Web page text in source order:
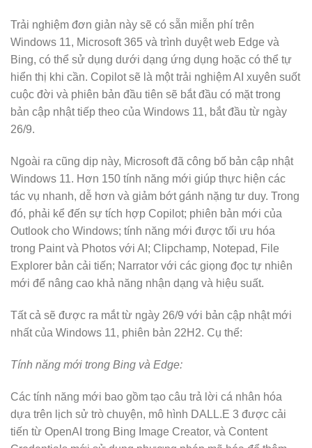
Trải nghiệm đơn giản này sẽ có sẵn miễn phí trên
Windows 11, Microsoft 365 và trình duyệt web Edge và
Bing, có thể sử dụng dưới dạng ứng dụng hoặc có thể tự
hiển thị khi cần. Copilot sẽ là một trải nghiệm AI xuyên suốt
cuộc đời và phiên bản đầu tiên sẽ bắt đầu có mặt trong
bản cập nhật tiếp theo của Windows 11, bắt đầu từ ngày
26/9.
Ngoài ra cũng dịp này, Microsoft đã công bố bản cập nhật
Windows 11. Hơn 150 tính năng mới giúp thực hiện các
tác vụ nhanh, dễ hơn và giảm bớt gánh nặng tư duy. Trong
đó, phải kể đến sự tích hợp Copilot; phiên bản mới của
Outlook cho Windows; tính năng mới được tối ưu hóa
trong Paint và Photos với AI; Clipchamp, Notepad, File
Explorer bản cải tiến; Narrator với các giọng đọc tự nhiên
mới để nâng cao khả năng nhận dạng và hiệu suất.
Tất cả sẽ được ra mắt từ ngày 26/9 với bản cập nhật mới
nhất của Windows 11, phiên bản 22H2. Cụ thể:
Tính năng mới trong Bing và Edge:
Các tính năng mới bao gồm tạo câu trả lời cá nhân hóa
dựa trên lịch sử trò chuyện, mô hình DALL.E 3 được cải
tiến từ OpenAI trong Bing Image Creator, và Content